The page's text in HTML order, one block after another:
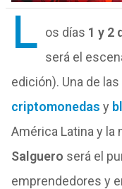
L os días 1 y 2
será el
edición). Una de
criptomonedas y
América Latina y la
Salguero será el
emprendedores y